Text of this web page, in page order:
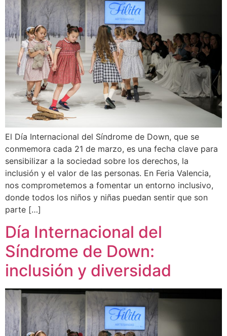
El Día Internacional del Síndrome de Down, que se
conmemora cada 21 de marzo, es una fecha clave para
sensibilizar a la sociedad sobre los derechos, la
inclusión y el valor de las personas. En Feria Valencia,
nos comprometemos a fomentar un entorno inclusivo,
donde todos los niños y niñas puedan sentir que son
parte […]
Día Internacional del
Síndrome de Down:
inclusión y diversidad